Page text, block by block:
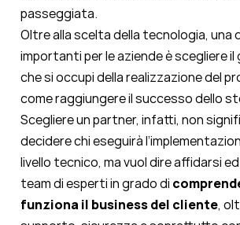
passeggiata.
Oltre alla scelta della tecnologia, una
importanti per le aziende è scegliere
che si occupi della realizzazione del
come raggiungere il successo dello
Scegliere un partner, infatti, non
decidere chi eseguirà
livello tecnico, ma vuol dire affidarsi
team di esperti in grado di
funziona il business del cliente,